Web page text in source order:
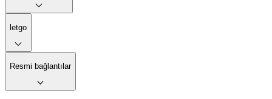
letgo
Resmi bağlantılar